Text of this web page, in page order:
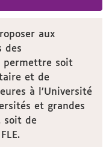
aux
des
permettre soit
et de
à l’Université
et grandes
soit de